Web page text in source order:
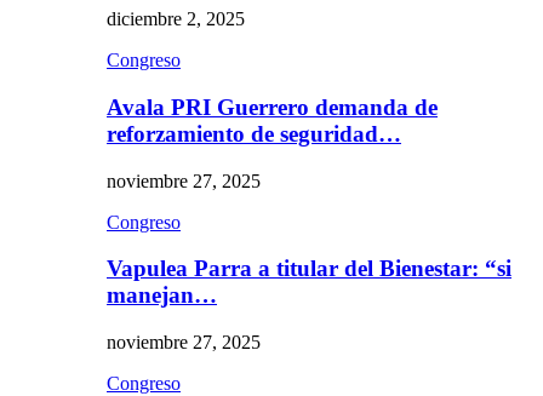
diciembre 2, 2025
Congreso
Avala PRI Guerrero demanda de
reforzamiento de seguridad…
noviembre 27, 2025
Congreso
Vapulea Parra a titular del Bienestar: “si
manejan…
noviembre 27, 2025
Congreso